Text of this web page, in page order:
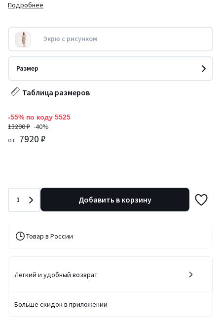
Подробнее
Экрю с рисунком
Размер
Таблица размеров
-55% по коду 5525
13200 ₽ -40%
от 7920 ₽
Количество
1 Добавить в корзину
Товар в России
Легкий и удобный возврат
Больше скидок в приложении